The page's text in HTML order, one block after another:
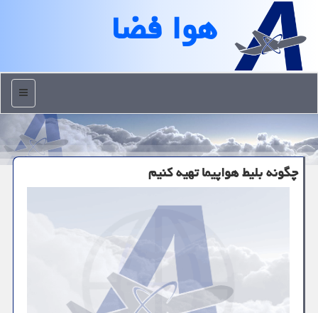
هوا فضا
منو
چگونه بلیط هواپیما تهیه کنیم